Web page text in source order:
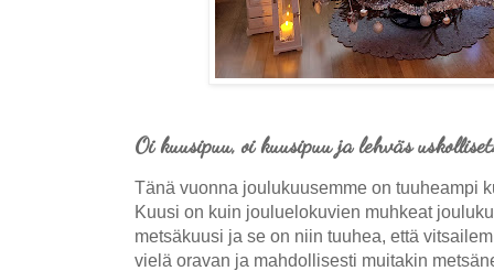
Oi kuusipuu, oi kuusipuu ja lehväs
Tänä vuonna joulukuusemme on tuuheampi
Kuusi on kuin jouluelokuvien muhkeat
metsäkuusi ja se on niin tuuhea, että
vielä oravan ja mahdollisesti muitakin